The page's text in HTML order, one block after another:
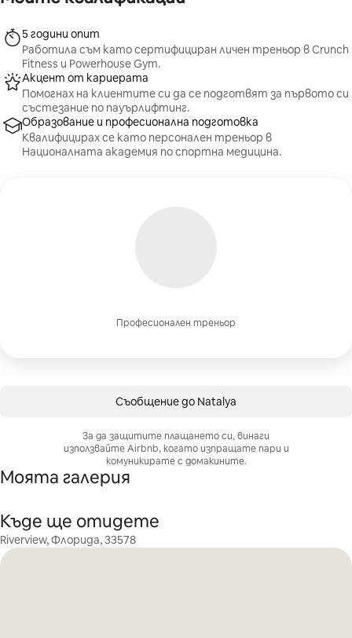
Професионален треньор
5 години опит
Работила съм като сертифициран личен треньор в Crunch
Fitness и Powerhouse Gym.
Акцент от кариерата
Помогнах на клиентите си да се подготвят за първото си
състезание по пауърлифтинг.
Образование и професионална подготовка
Квалифицирах се като персонален треньор в
Националната академия по спортна медицина.
Съобщение до Natalya
За да защитите плащането си, винаги
използвайте Airbnb, когато изпращате пари и
комуникирате с домакините.
Моята галерия
Къде ще отидете
Riverview, Флорида, 33578